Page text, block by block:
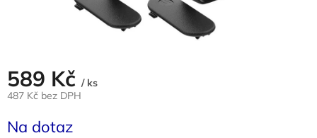
589 Kč / ks
487 Kč bez DPH
cena:
Na dotaz